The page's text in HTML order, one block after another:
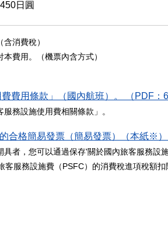
450日圓
消費稅）
費用。（機票內含方式）
費用條款」（國內航班）。 （PDF：
務設施使用費相關條款」。
合格簡易發票（簡易發票）（本紙※）
者，您可以通過保存'關於國內旅客服務
服務設施費（PSFC）的消費稅進項稅額扣